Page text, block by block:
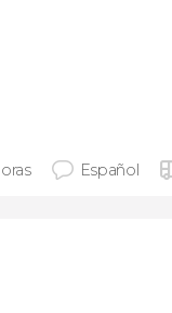
Español